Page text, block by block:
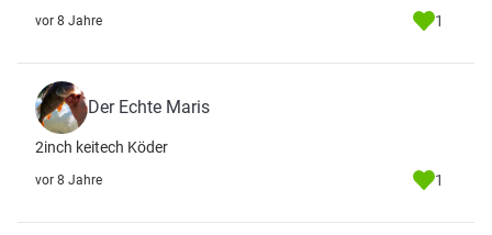
vor 8 Jahre 1
Der Echte Maris
2inch keitech Köder
vor 8 Jahre 1